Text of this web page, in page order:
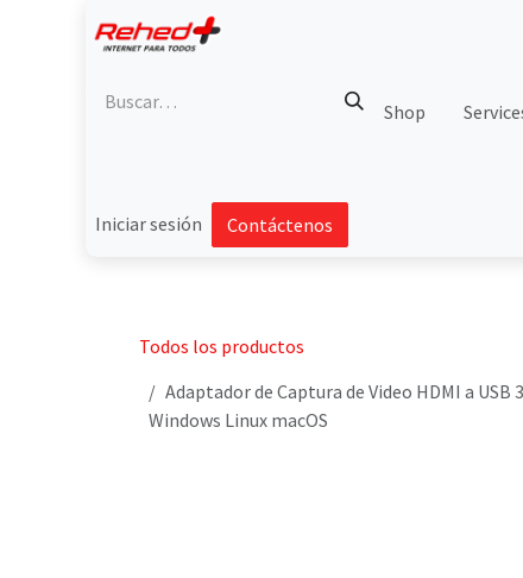
Shop
Iniciar sesión Contáctenos
Todos los productos
Adaptador de Captura de Video HDMI a
Windows Linux macOS